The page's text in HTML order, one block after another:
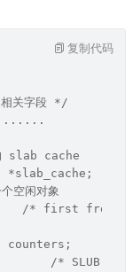
关字段 */
slab cache
*slab_cache;
空闲对象
/* first free
counters;
/
复制代码